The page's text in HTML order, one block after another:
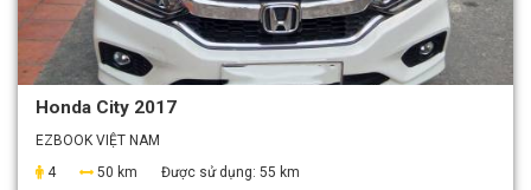
Honda City 2017
EZBOOK VIỆT NAM
4
50 km Được sử dụng: 55 km